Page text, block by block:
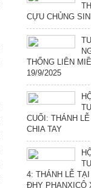
CỰU CHỦNG
THỐNG LIÊN
19/9/2025
CUỐI: THÁNH
CHIA TAY
4: THÁNH LỄ
ĐHY PHANXICÔ